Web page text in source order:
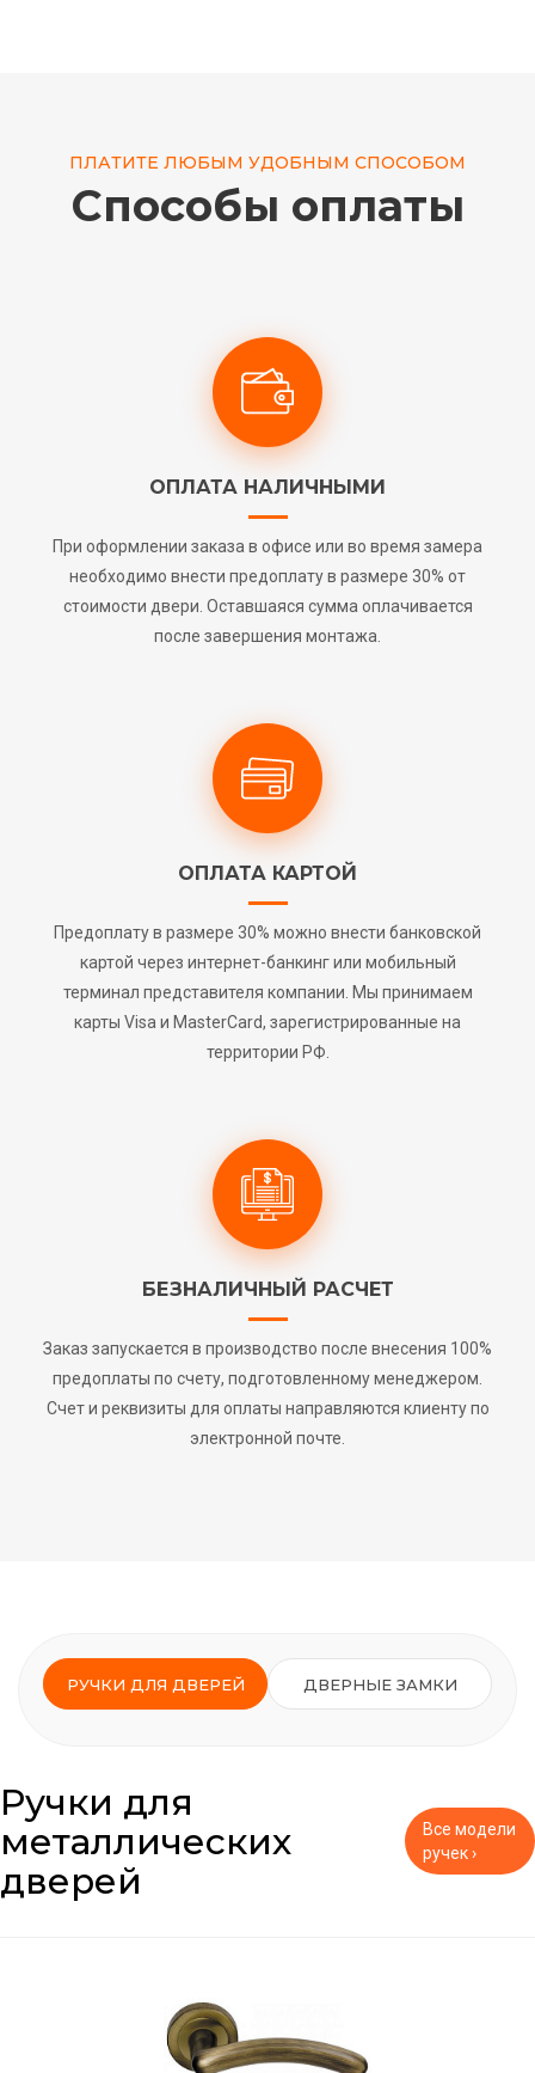
ПЛАТИТЕ ЛЮБЫМ УДОБНЫМ СПОСОБОМ
Способы оплаты
ОПЛАТА НАЛИЧНЫМИ
При оформлении заказа в офисе или во время замера
необходимо внести предоплату в размере 30% от
стоимости двери. Оставшаяся сумма оплачивается
после завершения монтажа.
ОПЛАТА КАРТОЙ
Предоплату в размере 30% можно внести банковской
картой через интернет-банкинг или мобильный
терминал представителя компании. Мы принимаем
карты Visa и MasterCard, зарегистрированные на
территории РФ.
БЕЗНАЛИЧНЫЙ РАСЧЕТ
Заказ запускается в производство после внесения 100%
предоплаты по счету, подготовленному менеджером.
Счет и реквизиты для оплаты направляются клиенту по
электронной почте.
РУЧКИ ДЛЯ ДВЕРЕЙ ДВЕРНЫЕ ЗАМКИ
Ручки для
металлических
дверей
Все модели
ручек ›